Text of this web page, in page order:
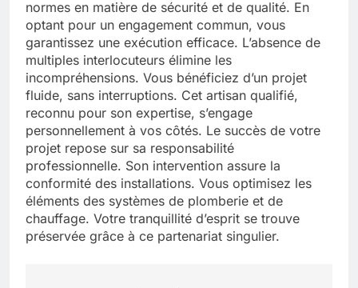
normes en matière de sécurité et de qualité. En
optant pour un engagement commun, vous
garantissez une exécution efficace. L’absence de
multiples interlocuteurs élimine les
incompréhensions. Vous bénéficiez d’un projet
fluide, sans interruptions. Cet artisan qualifié,
reconnu pour son expertise, s’engage
personnellement à vos côtés. Le succès de votre
projet repose sur sa responsabilité
professionnelle. Son intervention assure la
conformité des installations. Vous optimisez les
éléments des systèmes de plomberie et de
chauffage. Votre tranquillité d’esprit se trouve
préservée grâce à ce partenariat singulier.